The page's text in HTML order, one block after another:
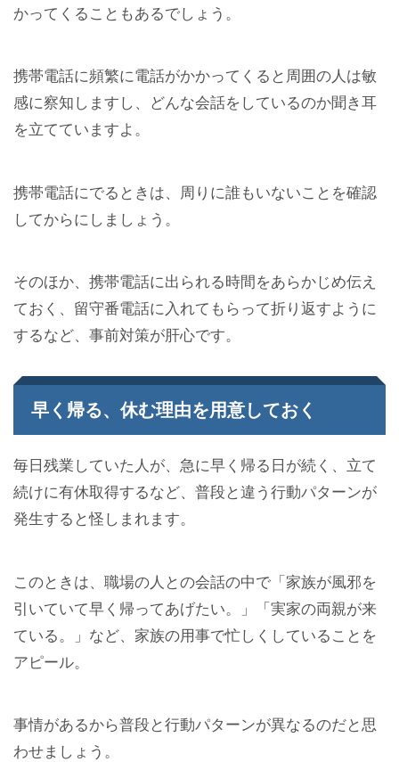
かってくることもあるでしょう。
携帯電話に頻繁に電話がかかってくると周囲の人は敏
感に察知しますし、どんな会話をしているのか聞き耳
を立てていますよ。
携帯電話にでるときは、周りに誰もいないことを確認
してからにしましょう。
そのほか、携帯電話に出られる時間をあらかじめ伝え
ておく、留守番電話に入れてもらって折り返すように
するなど、事前対策が肝心です。
早く帰る、休む理由を用意しておく
毎日残業していた人が、急に早く帰る日が続く、立て
続けに有休取得するなど、普段と違う行動パターンが
発生すると怪しまれます。
このときは、職場の人との会話の中で「家族が風邪を
引いていて早く帰ってあげたい。」「実家の両親が来
ている。」など、家族の用事で忙しくしていることを
アピール。
事情があるから普段と行動パターンが異なるのだと思
わせましょう。